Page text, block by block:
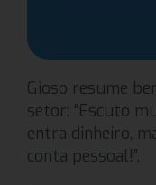
Gioso resume
setor: “Escuto
entra dinheiro,
conta pessoal!”.